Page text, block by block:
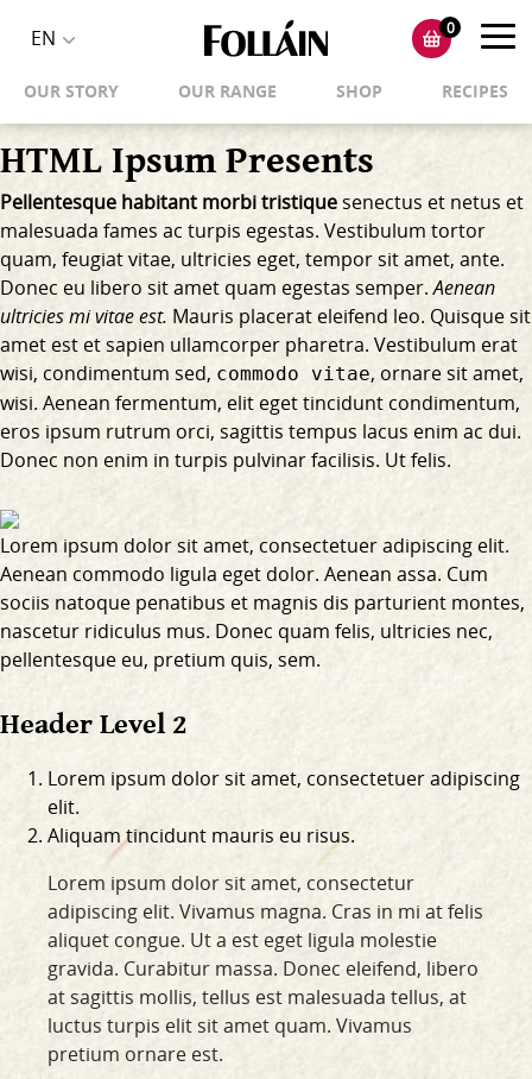
EN
language
selector
0
OUR STORY OUR RANGE SHOP RECIPES
HTML Ipsum Presents
Pellentesque habitant morbi tristiquesenectus et netus et
malesuada fames ac turpis egestas. Vestibulum tortor
quam, feugiat vitae, ultricies eget, tempor sit amet, ante.
Donec eu libero sit amet quam egestas semper.Aenean
ultricies mi vitae est. Mauris placerat eleifend leo. Quisque sit
amet est et sapien ullamcorper pharetra. Vestibulum erat
wisi, condimentum sed, commodo vitae, ornare sit amet,
wisi. Aenean fermentum, elit eget tincidunt condimentum,
eros ipsum rutrum orci, sagittis tempus lacus enim ac dui.
Donec non enim in turpis pulvinar facilisis. Ut felis.
Lorem ipsum dolor sit amet, consectetuer adipiscing elit.
Aenean commodo ligula eget dolor. Aenean assa. Cum
sociis natoque penatibus et magnis dis parturient montes,
nascetur ridiculus mus. Donec quam felis, ultricies nec,
pellentesque eu, pretium quis, sem.
Header Level 2
Lorem ipsum dolor sit amet, consectetuer adipiscing
elit.
Aliquam tincidunt mauris eu risus.
Lorem ipsum dolor sit amet, consectetur
adipiscing elit. Vivamus magna. Cras in mi at felis
aliquet congue. Ut a est eget ligula molestie
gravida. Curabitur massa. Donec eleifend, libero
at sagittis mollis, tellus est malesuada tellus, at
luctus turpis elit sit amet quam. Vivamus
pretium ornare est.